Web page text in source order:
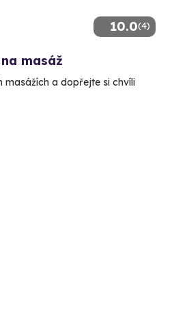
10.0(4)
masáž
masážích a dopřejte si chvíli